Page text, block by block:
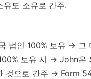
유도 소유로 간주.
법인 100% 보유 → 그
보유 시 → John은
것으로 간주 → Form